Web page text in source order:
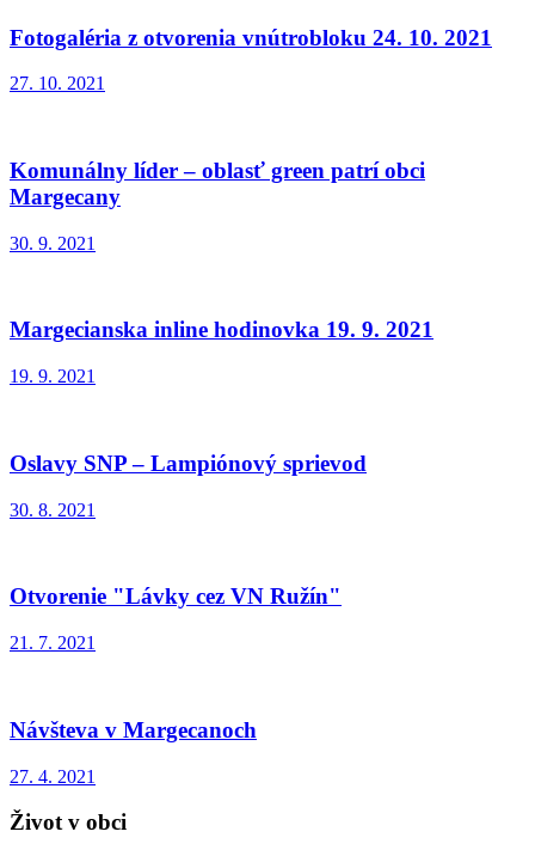
Fotogaléria z otvorenia vnútrobloku 24. 10. 2021
27. 10. 2021
Komunálny líder – oblasť green patrí obci
Margecany
30. 9. 2021
Margecianska inline hodinovka 19. 9. 2021
19. 9. 2021
Oslavy SNP – Lampiónový sprievod
30. 8. 2021
Otvorenie "Lávky cez VN Ružín"
21. 7. 2021
Návšteva v Margecanoch
27. 4. 2021
Život v obci